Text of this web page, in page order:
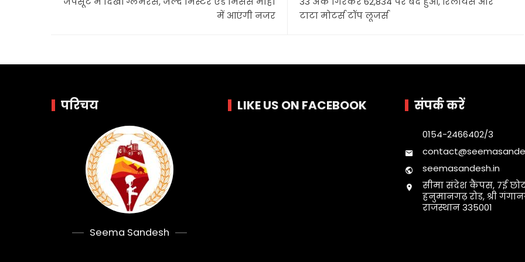
में आएंगी नजर
टाटा मोटर्स टॉप लूजर्स
परिचय
Seema Sandesh
LIKE US ON FACEBOOK संपर्क करें
0154-2466402/3
seemasandesh.in
सीमा संदेश कैंपस, 7ई
हनुमानगढ़ रोड, श्री
राजस्थान 335001